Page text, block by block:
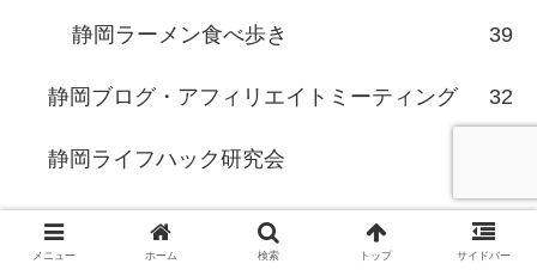
静岡ラーメン食べ歩き 39
静岡ブログ・アフィリエイトミーティング 32
静岡ライフハック研究会
スモールビジネス 56
メニュー ホーム 検索 トップ サイドバー